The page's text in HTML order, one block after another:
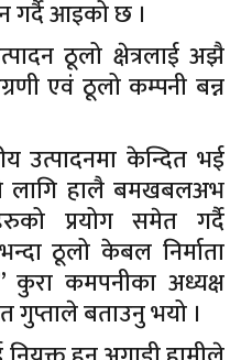
गर्दै आइको छ ।
ठूलो क्षेत्रलाई अझै
एवं ठूलो कम्पनी बन्न
उत्पादनमा केन्दित भई
लागि हालै बमखबलअभ
प्रयोग समेत गर्दै
ठूलो केबल निर्माता
कमपनीका अध्यक्ष
गुप्ताले बताउनु भयो ।